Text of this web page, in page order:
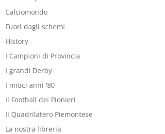
Calciomondo
Fuori dagli schemi
History
I Campioni di Provincia
I grandi Derby
I mitici anni '80
Il Football dei Pionieri
Il Quadrilatero Piemontese
La nostra libreria